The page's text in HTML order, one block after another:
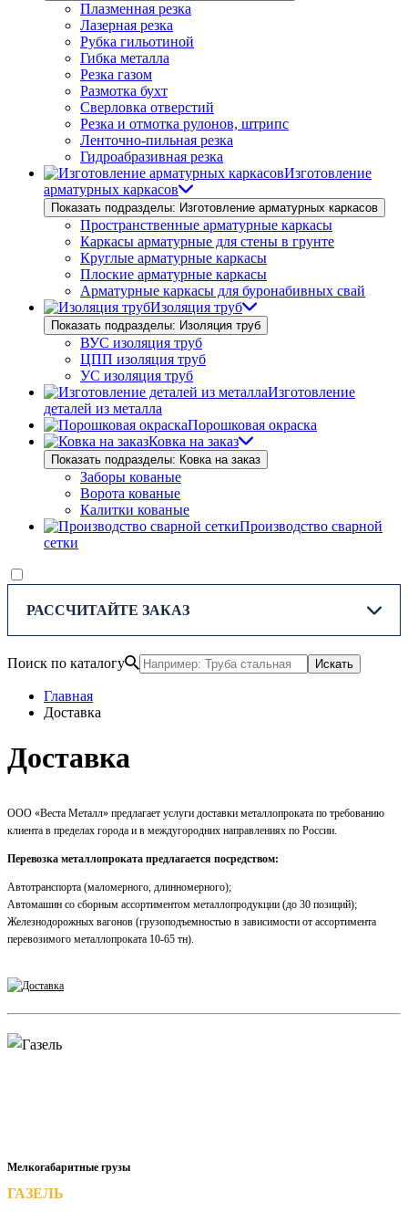
Плазменная резка
Лазерная резка
Рубка гильотиной
Гибка металла
Резка газом
Размотка бухт
Сверловка отверстий
Резка и отмотка рулонов, штрипс
Ленточно-пильная резка
Гидроабразивная резка
Изготовление
арматурных каркасов
Показать подразделы: Изготовление арматурных каркасов
Пространственные арматурные каркасы
Каркасы арматурные для стены в грунте
Круглые арматурные каркасы
Плоские арматурные каркасы
Арматурные каркасы для буронабивных свай
Изоляция труб
Показать подразделы: Изоляция труб
ВУС изоляция труб
ЦПП изоляция труб
УС изоляция труб
Изготовление
деталей из металла
Порошковая окраска
Ковка на заказ
Показать подразделы: Ковка на заказ
Заборы кованые
Ворота кованые
Калитки кованые
Производство сварной
сетки
РАССЧИТАЙТЕ ЗАКАЗ
Поиск по каталогу Искать
Главная
Доставка
Доставка
ООО «Веста Металл» предлагает услуги доставки металлопроката по требованию
клиента в пределах города и в междугородних направлениях по России.
Перевозка металлопроката предлагается посредством:
Автотранспорта (маломерного, длинномерного);
Автомашин со сборным ассортиментом металлопродукции (до 30 позиций);
Железнодорожных вагонов (грузоподъемностью в зависимости от ассортимента
перевозимого металлопроката 10-65 тн).
Мелкогабаритные грузы
ГАЗЕЛЬ